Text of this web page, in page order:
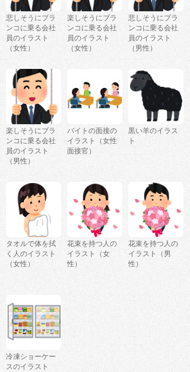
悲しそうにブラ
ンコに乗る会社
員のイラスト
（女性）
楽しそうにブラ
ンコに乗る会社
員のイラスト
（女性）
悲しそうにブラ
ンコに乗る会社
員のイラスト
（男性）
楽しそうにブラ
ンコに乗る会社
員のイラスト
（男性）
バイトの面接の
イラスト（女性
面接官）
黒い羊のイラス
ト
タオルで体を拭
く人のイラスト
（女性）
花束を持つ人の
イラスト（女
性）
花束を持つ人の
イラスト（男
性）
冷凍ショーケー
スのイラスト